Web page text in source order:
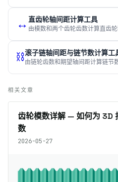
↔️ 直齿轮轴间距计算工具
由模数和两个齿轮齿数计算直齿
⛓️滚子链轴间距与链节数计算工
由链轮齿数和期望轴间距计算链节
相关文章
齿轮模数详解 — 如何为 3D
数
2026-05-27